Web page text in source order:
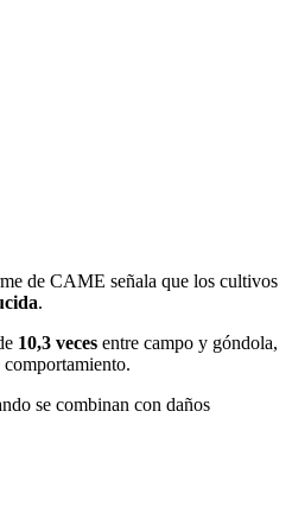
de CAME señala que los cultivos
.
10,3 veces entre campo y góndola,
se combinan con daños